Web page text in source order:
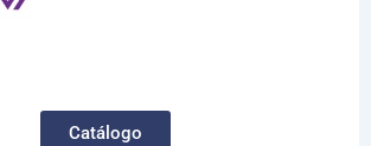
Catálogo